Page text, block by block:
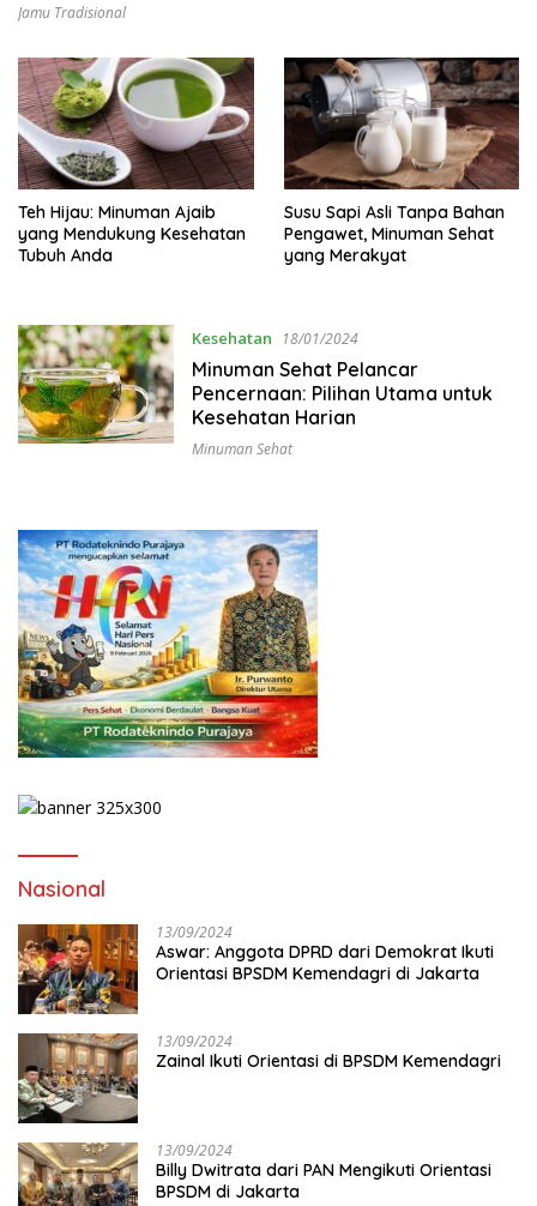
Jamu Tradisional
Teh Hijau: Minuman Ajaib
yang Mendukung Kesehatan
Tubuh Anda
Susu Sapi Asli Tanpa Bahan
Pengawet, Minuman Sehat
yang Merakyat
Kesehatan 18/01/2024
Minuman Sehat Pelancar
Pencernaan: Pilihan Utama untuk
Kesehatan Harian
Minuman Sehat
Nasional
13/09/2024
Aswar: Anggota DPRD dari Demokrat Ikuti
Orientasi BPSDM Kemendagri di Jakarta
13/09/2024
Zainal Ikuti Orientasi di BPSDM Kemendagri
13/09/2024
Billy Dwitrata dari PAN Mengikuti Orientasi
BPSDM di Jakarta